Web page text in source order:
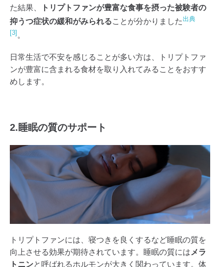
た結果、
トリプトファンが豊富な食事を摂った被験者の
抑うつ症状の緩和がみられることが分かりました出典
[3] 。
日常生活で不安を感じることが多い方は、トリプトファ
ンが豊富に含まれる食材を取り入れてみることをおすす
めします。
2.睡眠の質のサポート
トリプトファンには、寝つきを良くするなど睡眠の質を
向上させる効果が期待されています。睡眠の質には メラ
トニンと呼ばれるホルモンが大きく関わっています。体